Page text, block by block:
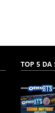
TOP 5 DA